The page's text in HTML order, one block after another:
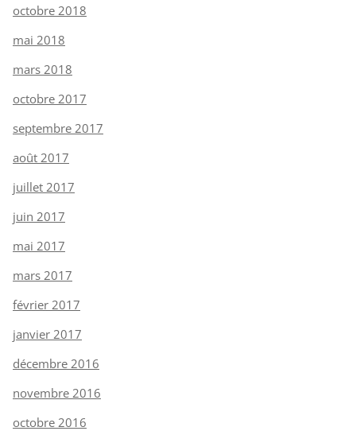
octobre 2018
mai 2018
mars 2018
octobre 2017
septembre 2017
août 2017
juillet 2017
juin 2017
mai 2017
mars 2017
février 2017
janvier 2017
décembre 2016
novembre 2016
octobre 2016